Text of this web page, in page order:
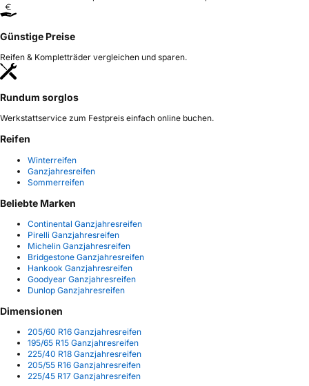
Günstige Preise
Reifen & Kompletträder vergleichen und sparen.
Rundum sorglos
Werkstattservice zum Festpreis einfach online buchen.
Reifen
Winterreifen
Ganzjahresreifen
Sommerreifen
Beliebte Marken
Continental Ganzjahresreifen
Pirelli Ganzjahresreifen
Michelin Ganzjahresreifen
Bridgestone Ganzjahresreifen
Hankook Ganzjahresreifen
Goodyear Ganzjahresreifen
Dunlop Ganzjahresreifen
Dimensionen
205/60 R16 Ganzjahresreifen
195/65 R15 Ganzjahresreifen
225/40 R18 Ganzjahresreifen
205/55 R16 Ganzjahresreifen
225/45 R17 Ganzjahresreifen